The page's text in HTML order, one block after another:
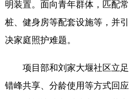
明装置。面向青年群体，匹配
桩、健身房等配套设施等，并
决家庭照护难题。
项目部和刘家大堰社区立足
错峰共享、分龄使用等方式回